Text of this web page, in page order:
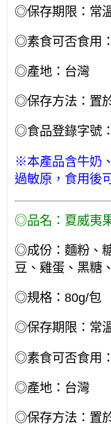
◎保存期限：常
◎素食可否食用：
◎產地：台灣
◎保存方法：置
◎食品登錄字號
※本產品含牛奶
過敏原，食用後
◎品名：夏威夷
◎成份：麵粉、
豆、雞蛋、黑糖
◎規格：80g/包
◎保存期限：常
◎素食可否食用：
◎產地：台灣
◎保存方法：置